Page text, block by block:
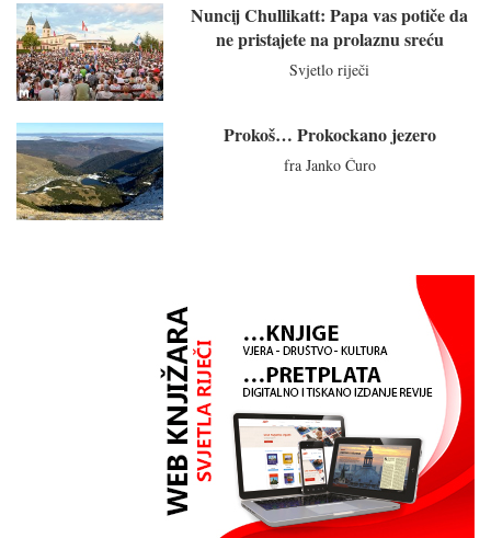
Nuncij Chullikatt: Papa vas potiče da
ne pristajete na prolaznu sreću
Svjetlo riječi
Prokoš… Prokockano jezero
fra Janko Ćuro